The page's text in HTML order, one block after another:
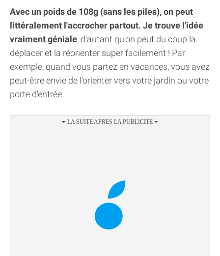
Avec un poids de 108g (sans les piles), on peut
littéralement l'accrocher partout. Je trouve l'idée
vraiment géniale, d'autant qu'on peut du coup la
déplacer et la réorienter super facilement ! Par
exemple, quand vous partez en vacances, vous avez
peut-être envie de l'orienter vers votre jardin ou votre
porte d'entrée.